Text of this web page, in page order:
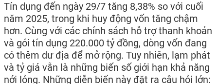
Tín dụng đến ngày 29/7 tăng 8,38% so với cuối
năm 2025, trong khi huy động vốn tăng chậm
hơn. Cùng với các chính sách hỗ trợ thanh khoản
và gói tín dụng 220.000 tỷ đồng, dòng vốn đang
có thêm dư địa để mở rộng. Tuy nhiên, lạm phát
và tỷ giá vẫn là những biến số giới hạn khả năng
nới lỏng. Những diễn biến này đặt ra câu hỏi lớn: